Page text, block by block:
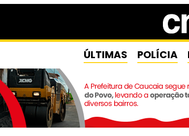
ÚLTIMAS POLÍCIA